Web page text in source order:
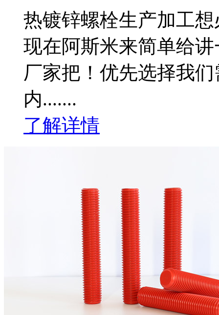
热镀锌螺栓生产加工
现在阿斯米来简单给
厂家把！优先选择我
内.......
了解详情